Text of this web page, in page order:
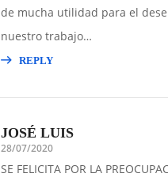
de mucha utilidad para el
nuestro trabajo…
REPLY
JOSÉ LUIS
28/07/2020
SE FELICITA POR LA